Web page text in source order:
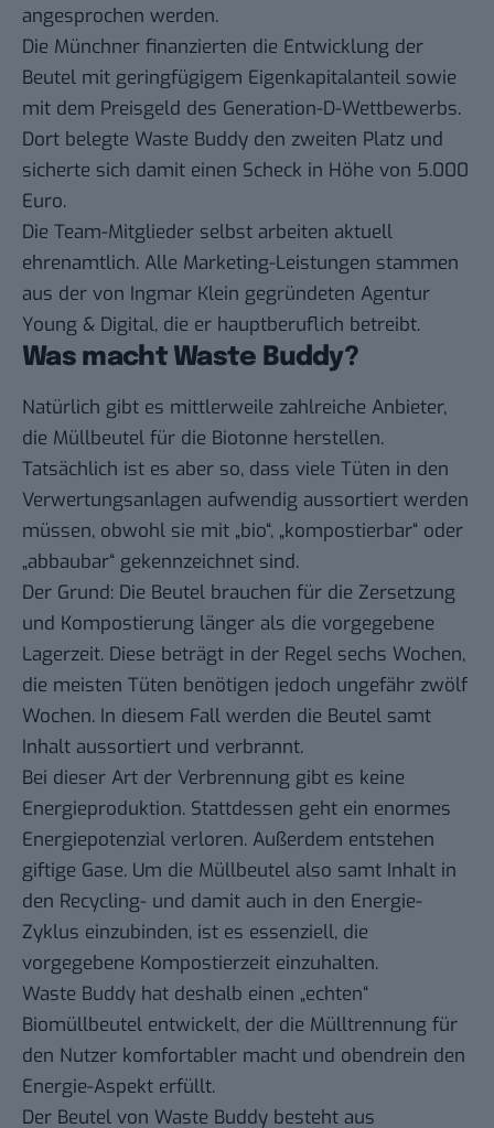
angesprochen werden.
Die Münchner finanzierten die Entwicklung der
Beutel mit geringfügigem Eigenkapitalanteil sowie
mit dem Preisgeld des Generation-D-Wettbewerbs.
Dort belegte Waste Buddy den zweiten Platz und
sicherte sich damit einen Scheck in Höhe von 5.000
Euro.
Die Team-Mitglieder selbst arbeiten aktuell
ehrenamtlich. Alle Marketing-Leistungen stammen
aus der von Ingmar Klein gegründeten Agentur
Young & Digital, die er hauptberuflich betreibt.
Was macht Waste Buddy?
Natürlich gibt es mittlerweile zahlreiche Anbieter,
die Müllbeutel für die Biotonne herstellen.
Tatsächlich ist es aber so, dass viele Tüten in den
Verwertungsanlagen aufwendig aussortiert werden
müssen, obwohl sie mit „bio“, „kompostierbar“ oder
„abbaubar“ gekennzeichnet sind.
Der Grund: Die Beutel brauchen für die Zersetzung
und Kompostierung länger als die vorgegebene
Lagerzeit. Diese beträgt in der Regel sechs Wochen,
die meisten Tüten benötigen jedoch ungefähr zwölf
Wochen. In diesem Fall werden die Beutel samt
Inhalt aussortiert und verbrannt.
Bei dieser Art der Verbrennung gibt es keine
Energieproduktion. Stattdessen geht ein enormes
Energiepotenzial verloren. Außerdem entstehen
giftige Gase. Um die Müllbeutel also samt Inhalt in
den Recycling- und damit auch in den Energie-
Zyklus einzubinden, ist es essenziell, die
vorgegebene Kompostierzeit einzuhalten.
Waste Buddy hat deshalb einen „echten“
Biomüllbeutel entwickelt, der die Mülltrennung für
den Nutzer komfortabler macht und obendrein den
Energie-Aspekt erfüllt.
Der Beutel von Waste Buddy besteht aus